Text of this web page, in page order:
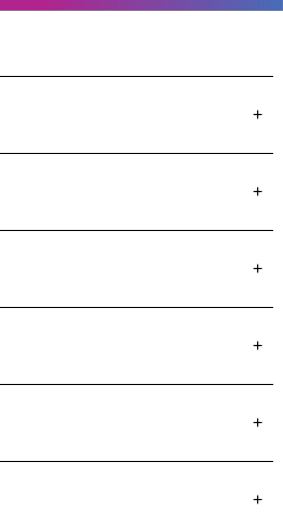
+
+
+
+
+
+